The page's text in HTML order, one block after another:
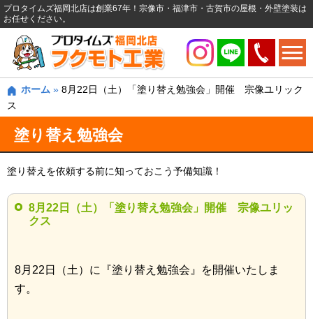
プロタイムズ福岡北店は創業67年！宗像市・福津市・古賀市の屋根・外壁塗装は
お任せください。
ホーム » 8月22日（土）「塗り替え勉強会」開催 宗像ユリック
ス
塗り替え勉強会
塗り替えを依頼する前に知っておこう予備知識！
8月22日（土）「塗り替え勉強会」開催 宗像ユリッ
クス
8月22日（土）に『塗り替え勉強会』を開催いたしま
す。